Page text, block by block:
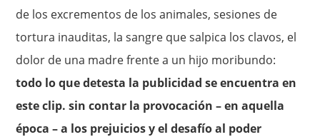
de los excrementos de los animales, sesiones de
tortura inauditas, la sangre que salpica los clavos, el
dolor de una madre frente a un hijo moribundo:
todo lo que detesta la publicidad se encuentra en
este clip. sin contar la provocación – en aquella
época – a los prejuicios y el desafío al poder